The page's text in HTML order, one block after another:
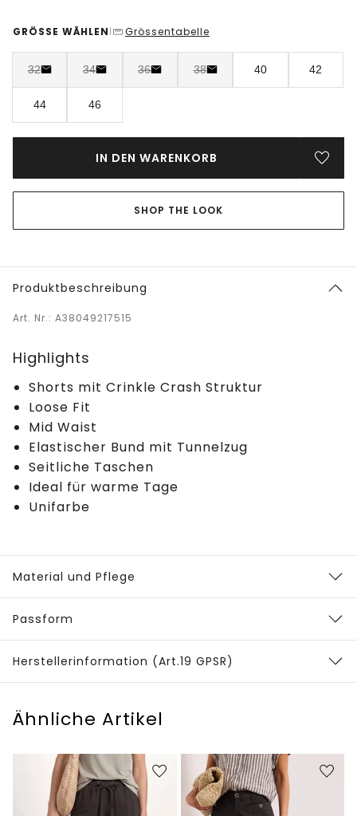
GRÖSSE WÄHLEN | Grössentabelle
32 34 36 38 40 42
44 46
IN DEN WARENKORB
SHOP THE LOOK
Produktbeschreibung
Art. Nr.: A38049217515
Highlights
Shorts mit Crinkle Crash Struktur
Loose Fit
Mid Waist
Elastischer Bund mit Tunnelzug
Seitliche Taschen
Ideal für warme Tage
Unifarbe
Material und Pflege
Passform
Herstellerinformation (Art.19 GPSR)
Ähnliche Artikel